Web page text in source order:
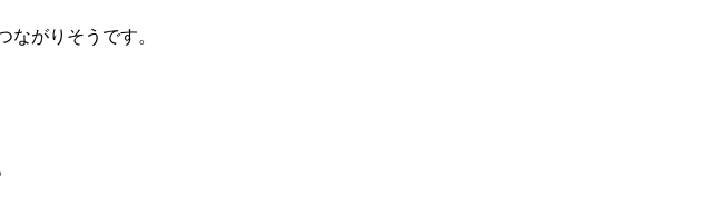
がりそうです。